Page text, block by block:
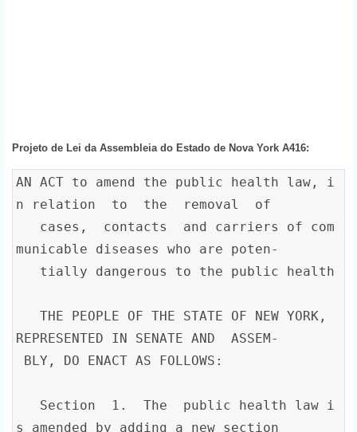
Projeto de Lei da Assembleia do Estado de Nova York A416:
AN ACT to amend the public health law, i
n relation  to  the  removal  of
municable diseases who are poten-
REPRESENTED IN SENATE AND  ASSEM-
s amended by adding a new section